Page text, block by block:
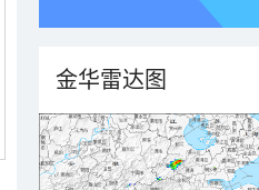
金华雷达图